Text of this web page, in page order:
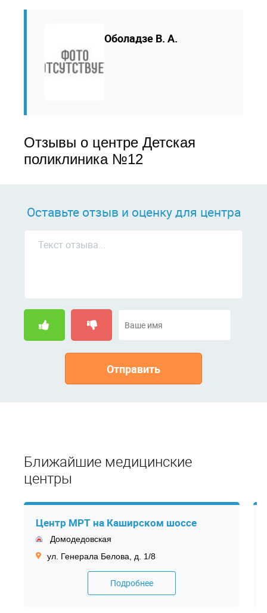
Оболадзе В. А.
Отзывы о центре Детская
поликлиника №12
Оставьте отзыв и оценку для центра
Отправить
Ближайшие медицинские
центры
Центр МРТ на Каширском шоссе
Домодедовская
ул. Генерала Белова, д. 1/8
Подробнее